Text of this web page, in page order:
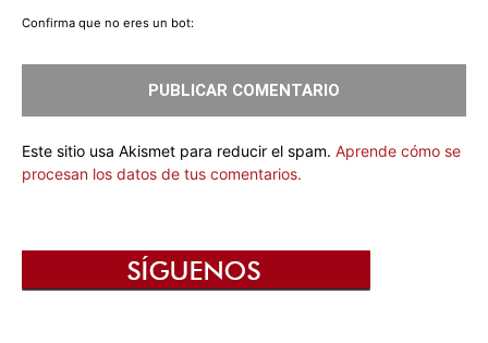
Confirma que no eres un bot:
Este sitio usa Akismet para reducir el spam. Aprende cómo se
procesan los datos de tus comentarios.